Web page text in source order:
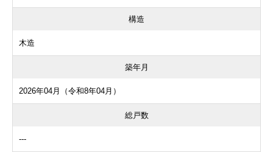
構造
木造
築年月
2026年04月（令和8年04月）
総戸数
---